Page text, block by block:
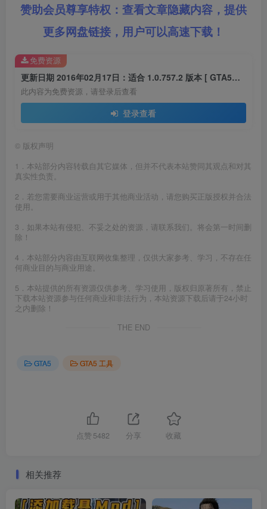
赞助会员尊享特权：查看文章隐藏内容，提供
更多网盘链接，用户可以高速下载！
更新日期 2016年02月17日：适合 1.0.757.2 版本 [ GTA5上限补丁 Gameconfig.xml 配置文件 ] v2.6
此内容为免费资源，请登录后查看
登录查看
免费资源
© 版权声明
1．本站部分内容转载自其它媒体，但并不代表本站赞同其观点和对其
真实性负责。
2．若您需要商业运营或用于其他商业活动，请您购买正版授权并合法
使用。
3．如果本站有侵犯、不妥之处的资源，请联系我们。将会第一时间删
除！
4．本站部分内容由互联网收集整理，仅供大家参考、学习，不存在任
何商业目的与商业用途。
5．本站提供的所有资源仅供参考、学习使用，版权归原著所有，禁止
下载本站资源参与任何商业和非法行为，本站资源下载后请于24小时
之内删除！
THE END
GTA5 GTA5 工具
点赞 5482 分享 收藏
相关推荐